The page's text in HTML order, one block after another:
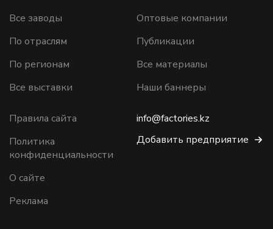
Все заводы
По отраслям
По регионам
Все выставки
Оптовые компании
Публикации
Все материалы
Наши баннеры
Правила сайта
Политика
конфиденциальности
О сайте
Реклама
info@factories.kz
Добавить предприятие